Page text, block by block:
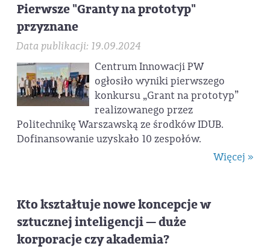
Pierwsze "Granty na prototyp"
przyznane
Data publikacji: 19.09.2024
Centrum Innowacji PW
ogłosiło wyniki pierwszego
konkursu „Grant na prototyp”
realizowanego przez
Politechnikę Warszawską ze środków IDUB.
Dofinansowanie uzyskało 10 zespołów.
Więcej »
Kto kształtuje nowe koncepcje w
sztucznej inteligencji — duże
korporacje czy akademia?